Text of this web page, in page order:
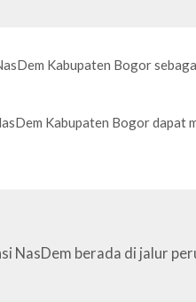
Kabupaten Bogor
Kabupaten Bogor
NasDem berada di jalur